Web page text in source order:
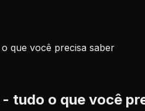
que você precisa saber
tudo o que você